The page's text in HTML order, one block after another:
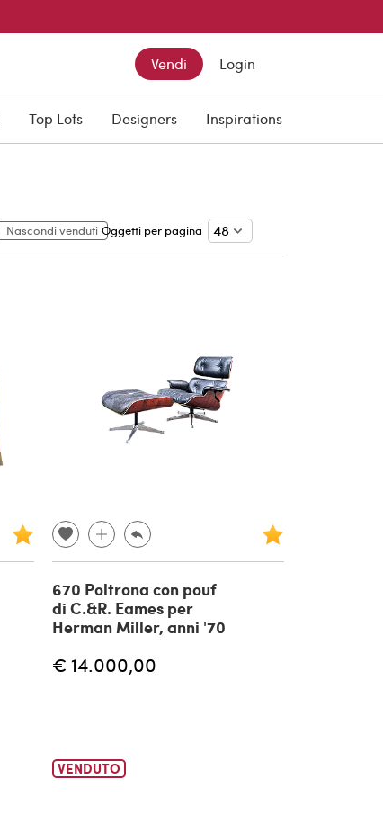
Vendi Login
Top Lots Designers Inspirations
Nascondi venduti Oggetti per pagina
670 Poltrona con pouf
di C.&R. Eames per
Herman Miller, anni '70
€ 14.000,00
VENDUTO